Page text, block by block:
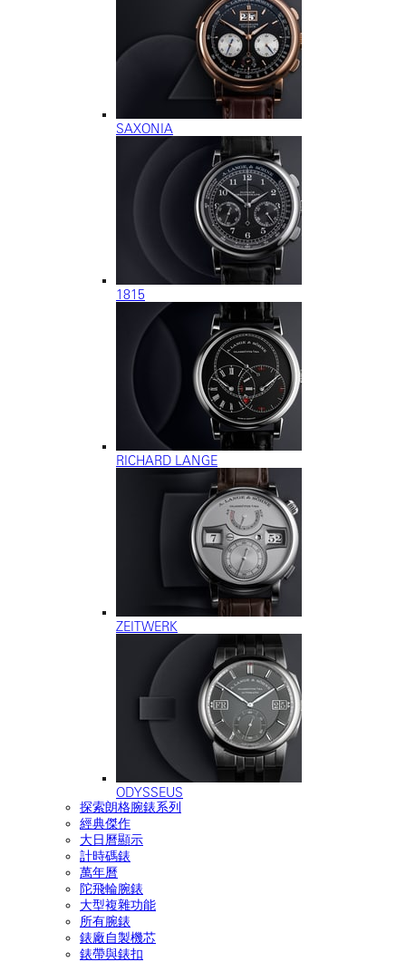
SAXONIA
1815
RICHARD LANGE
ZEITWERK
ODYSSEUS
探索朗格腕錶系列
經典傑作
大日曆顯示
計時碼錶
萬年曆
陀飛輪腕錶
大型複雜功能
所有腕錶
錶廠自製機芯
錶帶與錶扣